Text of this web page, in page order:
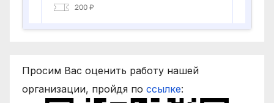
Просим Вас оценить работу нашей
организации, пройдя по ссылке: